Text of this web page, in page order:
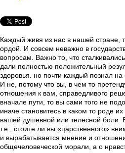
Каждый живя из нас в нашей стране, так или иначе, сталкивался с прозванной в народе чиновничий ордой. И совсем неважно в государственных структурах или в коммерческих, где вы обращались по своим вопросам. Важно то, что сталкивались. Но далеко не каждый может сказать, что эти соприкосновения дали полностью положительный результат. Причем без ущерба вашим нервным клеткам и в целом здоровья. но почти каждый познал на себе, на своих близких, знакомых все «прелести» чиновничьего ада! И не, потому что вы, в чем то претендуете на не законное, а когда, добиваетесь Истины, справедливого отношения к вам, справедливого решения вашего вопроса или проблемы. Как только вы оказываетесь вначале пути, то вы сами того не подозревая и не желая, становитесь на чиновничий конвейер. так или иначе становитесь в каком то роде их добычей! Безразличный , и бездушный, этот конвейер к вам, к вашей душевной или телесной боли. Вас автоматически оценивают на вашу сиюминутную значимость, т.е., стоите ли вы «царственного» внимания чиновника, чем и насколько стоите. И соответственно по вас и вырабатывается мнение и отношение к вам и вашей проблеме. Трудно говорить тут уже об общечеловеческой морали, а о нравственности говорить вообще не приходится. Равнодушие чиновников сродни равнодушию коридоров их ведомств. Вот поэтому с легкостью ломаются их отфутболиваниями, сиюминутными решениями, чьи -то судьбы, а жернова чиновничьего ада перемалывали, перемалывают, и к сожалению еще долго будут переламывать судьбы людей. И потому наверно нам далеко до понимания европейской демократии. А пока единицы борются на свой страх и риск с этой одержимой беззаконием и тщеславием чиновничьей ордой. Вот и здесь пойдет речь о фактически сломанной судьбе человека. И не только судьбе, а и о прямом ущербе здоровья, где результатом молодая женщина , мама двух детей стала инвалидом на всю оставшуюся жизнь. А все начиналось как нельзя лучше. Е.Д. Атласман - Степанова, была принята в 2004 году на работу в филиал ОАО АБ «Укргазбанк», ведущим экономистом в отдел пластиковых карт. И вот через год работы в банке, ее как впрочем и других сотрудников, «добровольно- принудительном порядке», попросили перенести с этажа на этаж, инвентарь и документацию филиала, т.к., банк переезжал с места на место. Такое бывает со всяким предприятием, арендодатель не всегда находит общий язык с арендатором. Но не каждая администрация заставляет своих сотрудников, в целях экономии тащить тяжелые предметы. Даже не спрашивая, а позволяет ли здоровье умственного работника, выполнять функции физического работника. Тем более что на это есть соответствующие фирмы, выполняющие это профессионально, и без негативных на то последствий. Но кто ж на это пойдет,повторюсь, им же надо платить! А тут в целях экономии можно и погонять сотрудников. И естественно сразу соответствующий печальный результат. Как говорится – кто на что учился. Атласман - Степанова Е.Д, по своей конституции тела, худенькая, хрупкая женщина, и на лестничной клетке, таща на себе эти тяжести, с этажа на этаж, не удержалась, оступилась и упала спиной на бетонные ступеньки. Услышав крики от боли о помощи, ее товарищи по работе помогли ей встать, и насколько это позволяло им оказали ей первую помощь. Но вот с этого момента она, не только стала на всю оставшуюся жизнь фактически инвалидом, а и сама того не желая вступила в первый круг этого самого чиновничьего ада, прямиком попала в жернова родного банка. И эти жернова уже были готовы перемалывать ее беспощадно. Наверное без разницы тем жерновам кого перемалывать, лишь бы попались! Она не могла себе представить, что ей придется вынести, сколько ей придется пройти этих кругов. Сколько уйдет нервов,